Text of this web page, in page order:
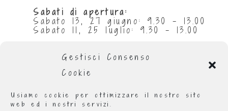
Gestisci Consenso
Cookie
Usiamo cookie per ottimizzare il nostro sito
web ed i nostri servizi.
Sabati di apertura:
Sabato 13, 27 giugno: 9.30 - 13.00
Sabato 11, 25 luglio: 9.30 - 13.00
da 29 giugno al 5 luglio compresi
da 1 al 31 agosto compresi
Lunedì: 9.00 - 13.00 e 16.00 - 19.00
Martedì: 9.00 - 13.00 e 16.00 - 19.00